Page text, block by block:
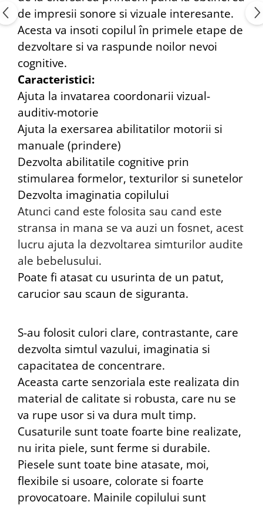
de impresii sonore si vizuale interesante.
Acesta va insoti copilul în primele etape de
dezvoltare si va raspunde noilor nevoi
cognitive.
Caracteristici:
Ajuta la invatarea coordonarii vizual-
auditiv-motorie
Ajuta la exersarea abilitatilor motorii si
manuale (prindere)
Dezvolta abilitatile cognitive prin
stimularea formelor, texturilor si sunetelor
Dezvolta imaginatia copilului
Atunci cand este folosita sau cand este
stransa in mana se va auzi un fosnet, acest
lucru ajuta la dezvoltarea simturilor audite
ale bebelusului.
Poate fi atasat cu usurinta de un patut,
carucior sau scaun de siguranta.
S-au folosit culori clare, contrastante, care
dezvolta simtul vazului, imaginatia si
capacitatea de concentrare.
Aceasta carte senzoriala este realizata din
material de calitate si robusta, care nu se
va rupe usor si va dura mult timp.
Cusaturile sunt toate foarte bine realizate,
nu irita piele, sunt ferme si durabile.
Piesele sunt toate bine atasate, moi,
flexibile si usoare, colorate si foarte
provocatoare. Mainile copilului sunt